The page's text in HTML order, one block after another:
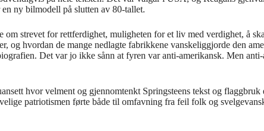
ny bilmodell på slutten av 80-tallet.
om strevet for rettferdighet, muligheten for et liv med verdighet, å
og hvordan de mange nedlagte fabrikkene vanskeliggjorde den
Det var jo ikke sånn at fyren var anti-amerikansk. Men
hvor velment og gjennomtenkt Springsteens tekst og
patriotismen førte både til omfavning fra feil folk og